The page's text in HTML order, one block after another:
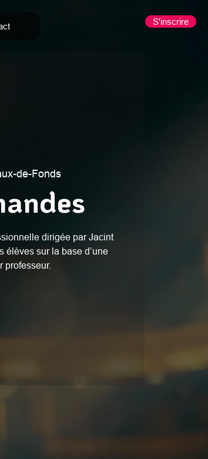
S'inscrire
de-Fonds
dirigée par Jacint
élèves sur la base d’une
professeur.